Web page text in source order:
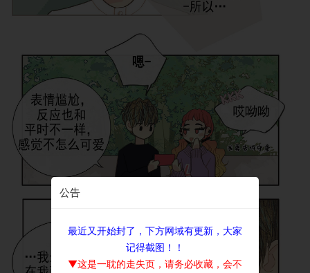
公告
最近又开始封了，下方网域有更新，大家
记得截图！！
▼这是一耽的走失页，请务必收藏，会不